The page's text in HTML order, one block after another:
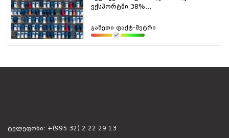
ექსპორტში 38%...
გაზეთი ფაქტ-მეტრი
ტელეფონი: +(995 32) 2 22 29 13